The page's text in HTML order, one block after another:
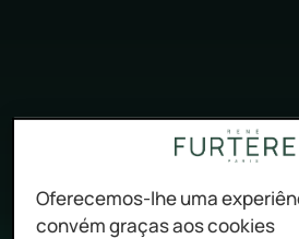
IVIVE
Oferecemos-lhe uma
convém graças aos cookies